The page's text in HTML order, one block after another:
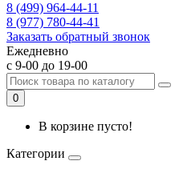
8 (499) 964-44-11
8 (977) 780-44-41
Заказать обратный звонок
Ежедневно
с 9-00 до 19-00
0
В корзине пусто!
Категории